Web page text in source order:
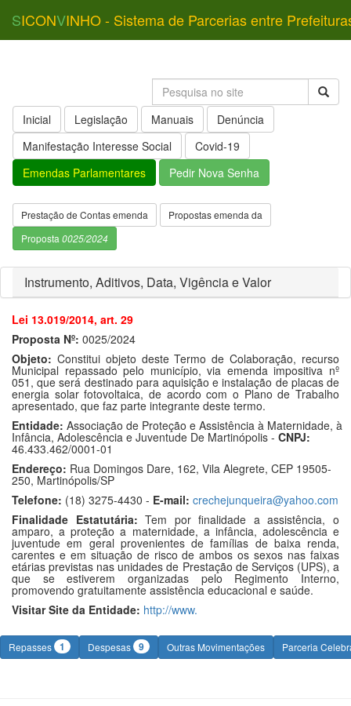
SICONVINHO - Sistema de Parcerias entre
Inicial Legislação Manuais
Denúncia
Manifestação Interesse Social
Covid-19
Emendas Parlamentares
Pedir Nova Senha
Prestação de Contas emenda
Propostas emenda da
Proposta 0025/2024
Instrumento, Aditivos, Data, Vigência e Valor
Lei 13.019/2014, art. 29
Proposta Nº: 0025/2024
Objeto: Constitui objeto deste Termo de Colaboração, recurso
Municipal repassado pelo município, via emenda impositiva nº
051, que será destinado para aquisição e instalação de placas de
energia solar fotovoltaica, de acordo com o Plano de Trabalho
apresentado, que faz parte integrante deste termo.
Entidade: Associação de Proteção e Assistência à Maternidade, à
Infância, Adolescência e Juventude De Martinópolis - CNPJ:
46.433.462/0001-01
Endereço: Rua Domingos Dare, 162, Vila Alegrete, CEP 19505-
250, Martinópolis/SP
Telefone: (18) 3275-4430 - E-mail: crechejunqueira@yahoo.com
Finalidade Estatutária: Tem por finalidade a assistência, o
amparo, a proteção a maternidade, a infância, adolescência e
juventude em geral provenientes de famílias de baixa renda,
carentes e em situação de risco de ambos os sexos nas faixas
etárias previstas nas unidades de Prestação de Serviços (UPS), a
que se estiverem organizadas pelo Regimento Interno,
promovendo gratuitamente assistência educacional e saúde.
Visitar Site da Entidade: http://www.
Repasses 1 Despesas 9 Outras Movimentações Parceria